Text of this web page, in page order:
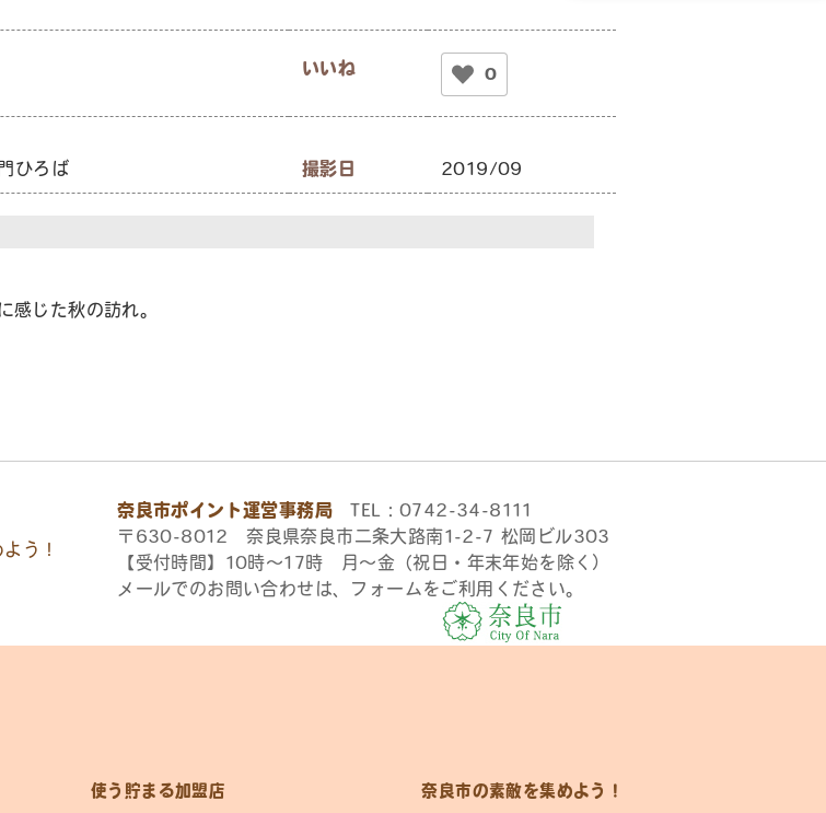
いいね 0
ひろば 撮影日 2019/09
感じた秋の訪れ。
う！
奈良市ポイント運営事務局 TEL：0742-34-8111
〒630-8012 奈良県奈良市二条大路南1-2-7 松岡ビル303
【受付時間】10時〜17時 月〜金（祝日・年末年始を除く）
メールでのお問い合わせは、フォームをご利用ください。
使う貯まる加盟店 奈良市の素敵を集めよう！